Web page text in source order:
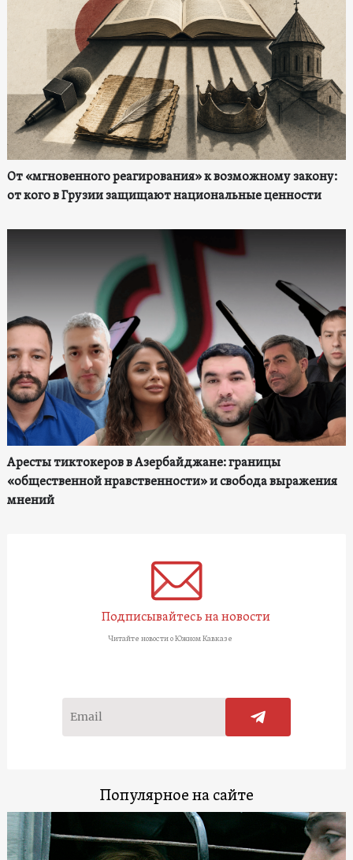
От «мгновенного реагирования» к возможному закону:
от кого в Грузии защищают национальные ценности
Аресты тиктокеров в Азербайджане: границы
«общественной нравственности» и свобода выражения
мнений
Подписывайтесь на новости
Читайте новости о Южном Кавказе
Популярное на сайте